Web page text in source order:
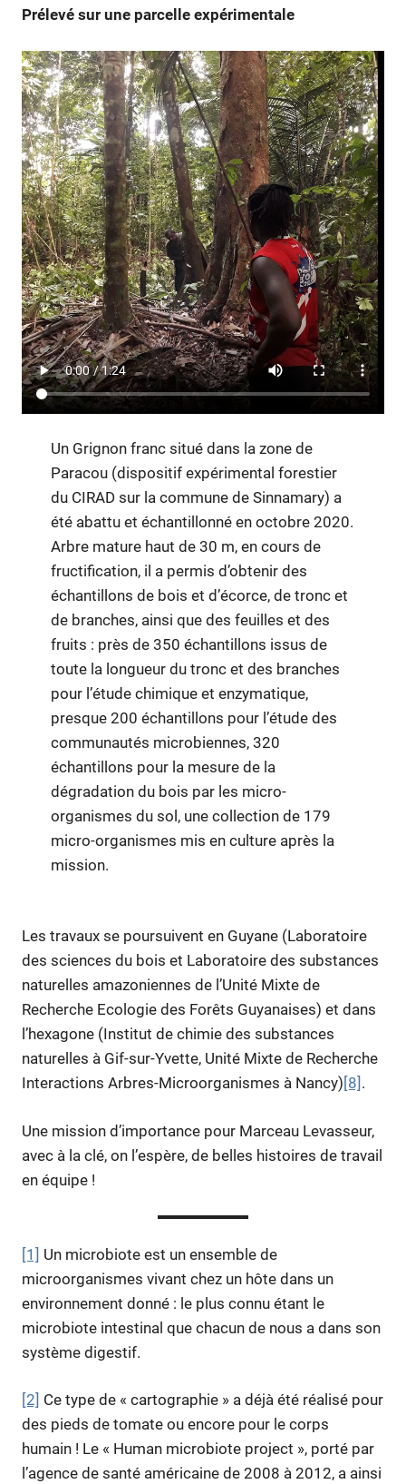
Prélevé sur une parcelle expérimentale
Un Grignon franc situé dans la zone de
Paracou (dispositif expérimental forestier
du CIRAD sur la commune de Sinnamary) a
été abattu et échantillonné en octobre 2020.
Arbre mature haut de 30 m, en cours de
fructification, il a permis d’obtenir des
échantillons de bois et d’écorce, de tronc et
de branches, ainsi que des feuilles et des
fruits : près de 350 échantillons issus de
toute la longueur du tronc et des branches
pour l’étude chimique et enzymatique,
presque 200 échantillons pour l’étude des
communautés microbiennes, 320
échantillons pour la mesure de la
dégradation du bois par les micro-
organismes du sol, une collection de 179
micro-organismes mis en culture après la
mission.
Les travaux se poursuivent en Guyane (Laboratoire
des sciences du bois et Laboratoire des substances
naturelles amazoniennes de l’Unité Mixte de
Recherche Ecologie des Forêts Guyanaises) et dans
l’hexagone (Institut de chimie des substances
naturelles à Gif-sur-Yvette, Unité Mixte de Recherche
Interactions Arbres-Microorganismes à Nancy) [8] .
Une mission d’importance pour Marceau Levasseur,
avec à la clé, on l’espère, de belles histoires de travail
en équipe !
[1] Un microbiote est un ensemble de
microorganismes vivant chez un hôte dans un
environnement donné : le plus connu étant le
microbiote intestinal que chacun de nous a dans son
système digestif.
[2] Ce type de « cartographie » a déjà été réalisé pour
des pieds de tomate ou encore pour le corps
humain ! Le « Human microbiote project », porté par
l’agence de santé américaine de 2008 à 2012, a ainsi